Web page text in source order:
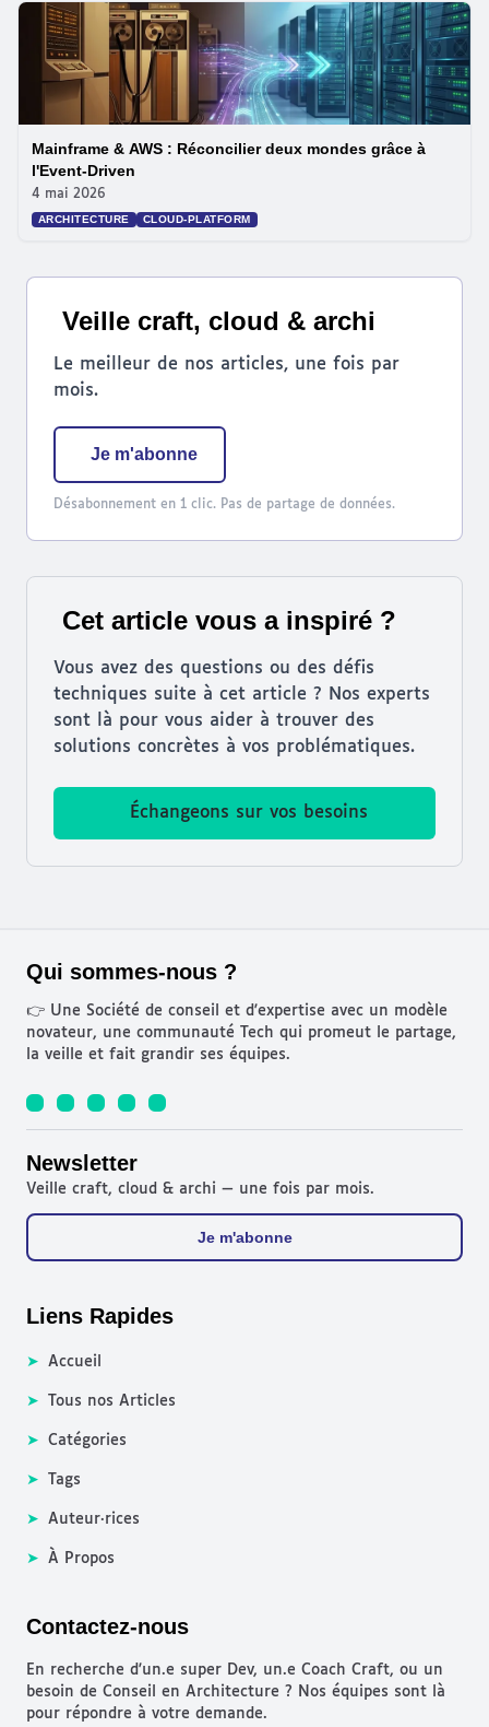
Mainframe & AWS : Réconcilier deux mondes grâce à
l'Event-Driven
4 mai 2026
ARCHITECTURE CLOUD-PLATFORM
Veille craft, cloud & archi
Le meilleur de nos articles, une fois par
mois.
Je m'abonne
Désabonnement en 1 clic. Pas de partage de données.
Cet article vous a inspiré ?
Vous avez des questions ou des défis
techniques suite à cet article ? Nos experts
sont là pour vous aider à trouver des
solutions concrètes à vos problématiques.
Échangeons sur vos besoins
Qui sommes-nous ?
👉 Une Société de conseil et d'expertise avec un modèle
novateur, une communauté Tech qui promeut le partage,
la veille et fait grandir ses équipes.
Newsletter
Veille craft, cloud & archi — une fois par mois.
Je m'abonne
Liens Rapides
➤ Accueil
➤ Tous nos Articles
➤ Catégories
➤ Tags
➤ Auteur·rices
➤ À Propos
Contactez-nous
En recherche d'un.e super Dev, un.e Coach Craft, ou un
besoin de Conseil en Architecture ? Nos équipes sont là
pour répondre à votre demande.